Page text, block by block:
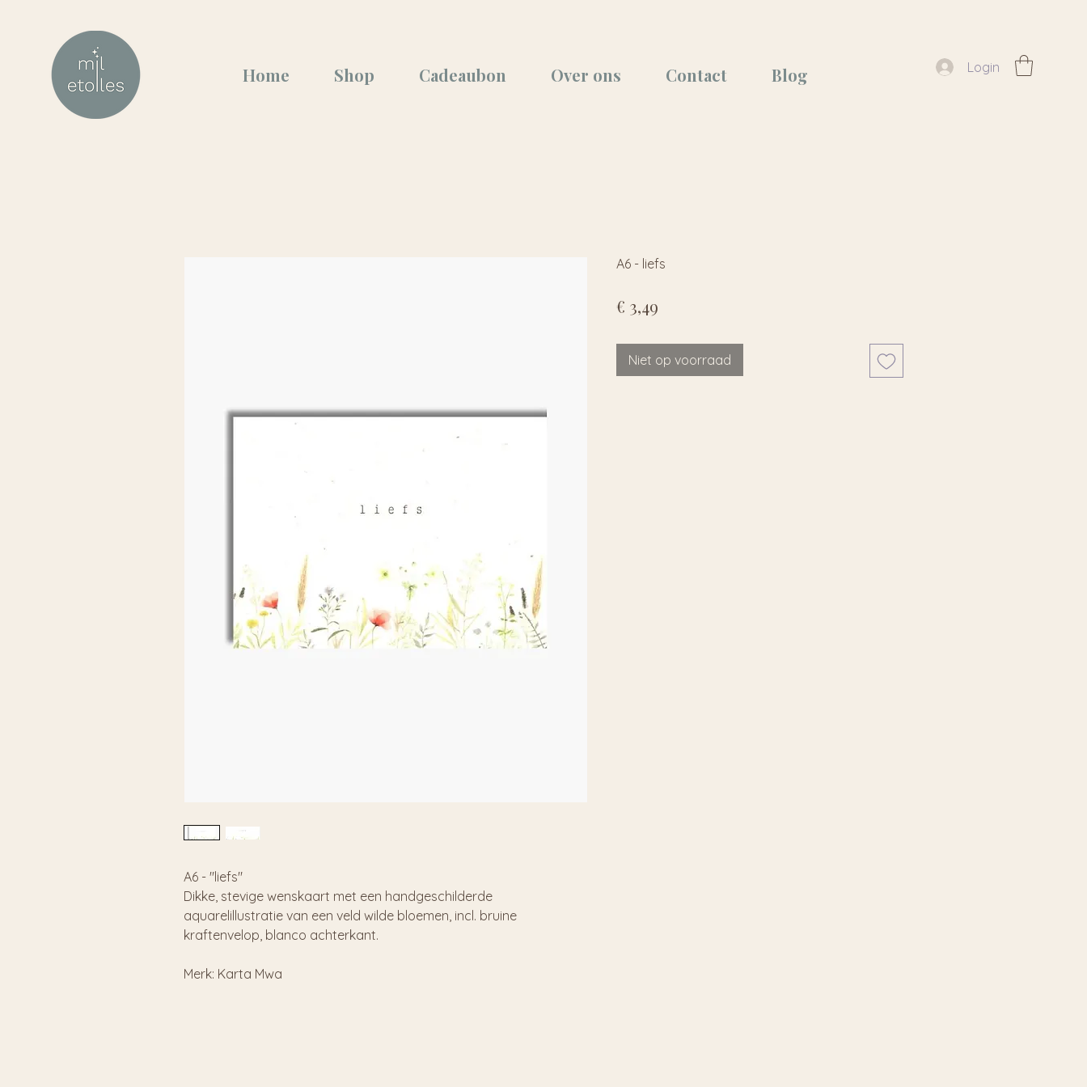
Login
Home Shop Cadeaubon Over ons Contact Blog
A6 - "liefs"
Dikke, stevige wenskaart met een handgeschilderde
aquarelillustratie van een veld wilde bloemen, incl. bruine
kraftenvelop, blanco achterkant.
Merk: Karta Mwa
A6 - liefs
€ 3,49
Niet op voorraad